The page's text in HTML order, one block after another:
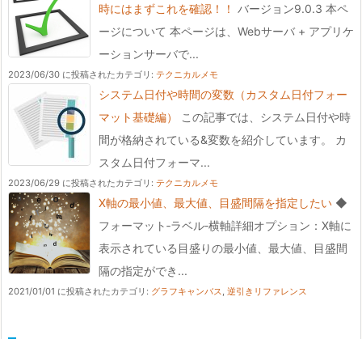
時にはまずこれを確認！！ バージョン9.0.3 本ペ
ージについて 本ページは、Webサーバ + アプリケ
ーションサーバで...
2023/06/30 に投稿されたカテゴリ: テクニカルメモ
システム日付や時間の変数（カスタム日付フォー
マット基礎編）
この記事では、システム日付や時
間が格納されている&変数を紹介しています。 カ
スタム日付フォーマ...
2023/06/29 に投稿されたカテゴリ: テクニカルメモ
X軸の最小値、最大値、目盛間隔を指定したい ◆
フォーマット‐ラベル‐横軸詳細オプション：X軸に
表示されている目盛りの最小値、最大値、目盛間
隔の指定ができ...
2021/01/01 に投稿されたカテゴリ: グラフキャンバス, 逆引きリファレンス